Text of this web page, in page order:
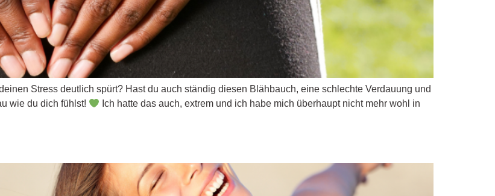
Stress deutlich spürt? Hast du auch ständig diesen Blähbauch, eine schlechte Verdauung und
wie du dich fühlst!
Ich hatte das auch, extrem und ich habe mich überhaupt nicht mehr wohl in